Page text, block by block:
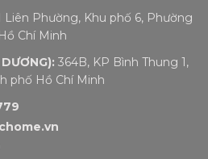
Liên Phường, Khu phố 6, Phường
Chí Minh
364B, KP Bình Thung 1,
phố Hồ Chí Minh